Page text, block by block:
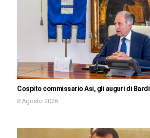
Cospito commissario Asi, gli auguri di Bardi
8 Agosto 2026